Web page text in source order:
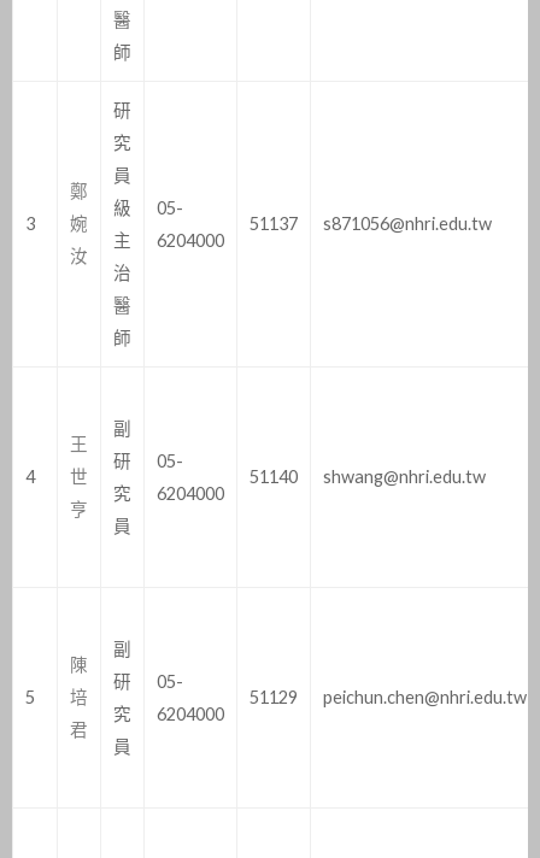
醫
師
3
鄭
婉
汝
研
究
員
級
主
治
醫
師
05-
6204000
51137 s871056@nhri.edu.tw
4
王
世
亨
副
研
究
員
05-
6204000
51140 shwang@nhri.edu.tw
5
陳
培
君
副
研
究
員
05-
6204000
51129 peichun.chen@nhri.edu.tw